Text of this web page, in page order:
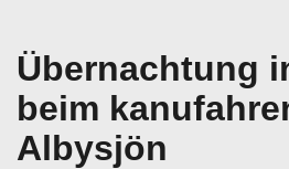
Übernachtung
beim
Albysjön